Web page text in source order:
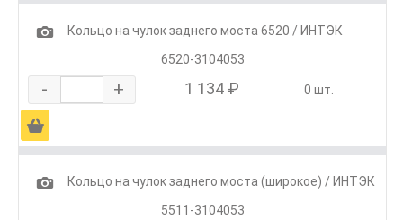
1
Кольцо на чулок заднего моста 6520 / ИНТЭК
6520-3104053
- + 1 134 ₽ 0 шт.
Ä
1
Кольцо на чулок заднего моста (широкое) / ИНТЭК
5511-3104053